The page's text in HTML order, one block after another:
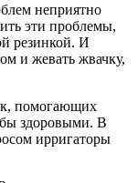
неприятно
эти проблемы,
резинкой. И
и жевать жвачку,
помогающих
здоровыми. В
ирригаторы